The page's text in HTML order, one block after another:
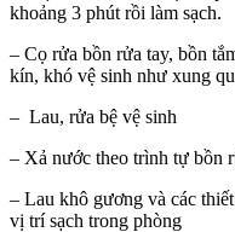
khoảng 3 phút rồi làm sạch.
– Cọ rửa bồn rửa tay, bồn
kín, khó vệ sinh như xung
– Lau, rửa bệ vệ sinh
– Xả nước theo trình tự bồn
– Lau khô gương và các
vị trí sạch trong phòng